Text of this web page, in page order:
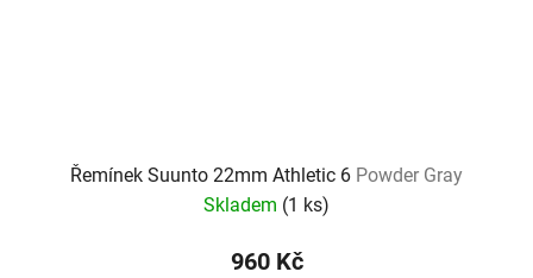
Řemínek Suunto 22mm Athletic 6 Powder Gray
Skladem (1 ks)
960 Kč